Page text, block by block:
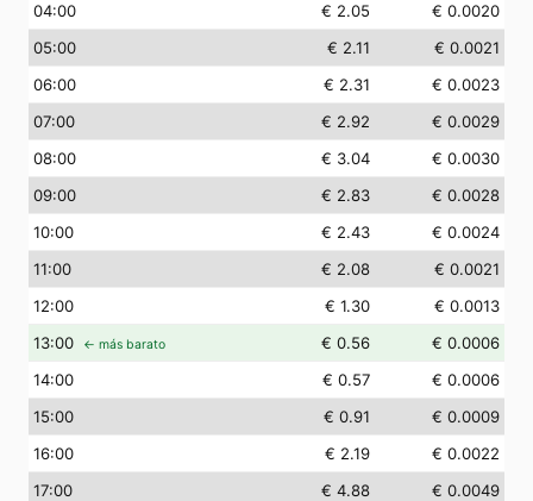
04:00 € 2.05
€ 0.0020
05:00 € 2.11
€ 0.0021
06:00 € 2.31
€ 0.0023
07:00 € 2.92
€ 0.0029
08:00 € 3.04
€ 0.0030
09:00 € 2.83
€ 0.0028
10:00 € 2.43
€ 0.0024
11:00 € 2.08
€ 0.0021
12:00 € 1.30
€ 0.0013
13:00 ← más barato € 0.56
€ 0.0006
14:00 € 0.57
€ 0.0006
15:00 € 0.91
€ 0.0009
16:00 € 2.19
€ 0.0022
17:00 € 4.88
€ 0.0049